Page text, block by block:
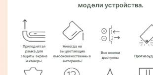
модели устройства.
Приподнятая
рамка для
защиты экрана
и камеры
Никогда не
выцветающие
высококачественные
материалы
Все кнопки
доступны